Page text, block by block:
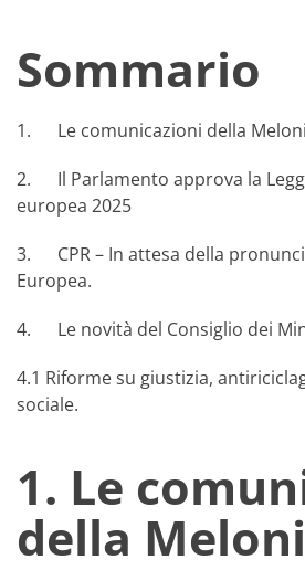
Sommario
1. Le comunicazioni della Meloni
2. Il Parlamento approva la
europea 2025
3. CPR – In attesa della
Europea.
4. Le novità del Consiglio dei
4.1 Riforme su giustizia,
sociale.
1. Le
della Meloni